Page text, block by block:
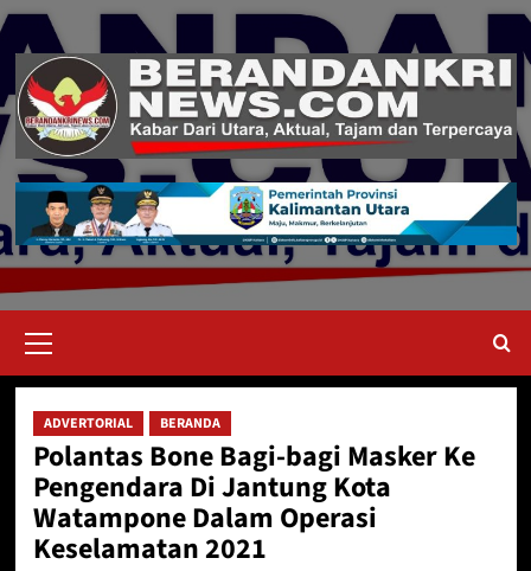
Skip
content
Menu
ADVERTORIAL BERANDA
Polantas Bone Bagi-bagi Masker Ke
Pengendara Di Jantung Kota
Watampone Dalam Operasi
Keselamatan 2021